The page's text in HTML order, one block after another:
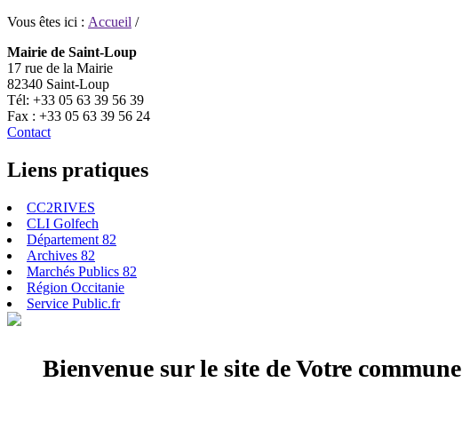
Vous êtes ici : Accueil /
Mairie de Saint-Loup
17 rue de la Mairie
82340 Saint-Loup
Tél: +33 05 63 39 56 39
Fax : +33 05 63 39 56 24
Contact
Liens pratiques
CC2RIVES
CLI Golfech
Département 82
Archives 82
Marchés Publics 82
Région Occitanie
Service Public.fr
Bienvenue sur le site de Votre commune